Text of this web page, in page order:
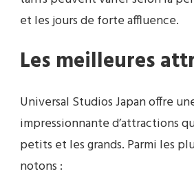
et les jours de forte affluence.
Les meilleures
Universal Studios Japan offre
impressionnante d’attractions
petits et les grands. Parmi les
notons :